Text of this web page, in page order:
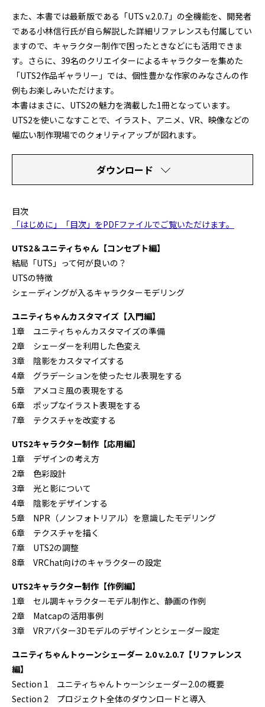
また、本書では最新版である「UTS v.2.0.7」の全機能を、開発者
である小林信行氏が自ら解説した詳細リファレンスも付属してい
ますので、キャラクター制作で困ったときなどにも活用できま
す。さらに、39名のクリエイターによるキャラクターを集めた
「UTS2作品ギャラリー」では、個性豊かな作家のみなさんの作
例もお楽しみいただけます。
本書はまさに、UTS2の魅力を満載した1冊となっています。
UTS2を使いこなすことで、イラスト、アニメ、VR、映像などの
幅広い制作現場でのクォリティアップが図れます。
ダウンロード
目次
「はじめに」「目次」をPDFファイルでご覧いただけます。
UTS2＆ユニティちゃん【コンセプト編】
結局「UTS」って何が良いの？
UTSの特徴
シェーディングが入るキャラクターモデリング
ユニティちゃんカスタマイズ【入門編】
1章 ユニティちゃんカスタマイズの準備
2章 シェーダーを利用した色変え
3章 陰影をカスタマイズする
4章 グラデーションを使ったセル表現をする
5章 アメコミ風の表現をする
6章 ポップなイラスト表現をする
7章 テクスチャを改変する
UTS2キャラクター制作【応用編】
1章 デザインの考え方
2章 色彩設計
3章 光と影について
4章 陰影をデザインする
5章 NPR（ノンフォトリアル）を意識したモデリング
6章 テクスチャを描く
7章 UTS2の調整
8章 VRChat向けのキャラクターの設定
UTS2キャラクター制作【作例編】
1章 セル調キャラクターモデル制作と、静画の作例
2章 Matcapの活用事例
3章 VRアバター3Dモデルのデザインとシェーダー設定
ユニティちゃんトゥーンシェーダー 2.0 v.2.0.7【リファレンス
編】
Section 1 ユニティちゃんトゥーンシェーダー2.0の概要
Section 2 プロジェクト全体のダウンロードと導入